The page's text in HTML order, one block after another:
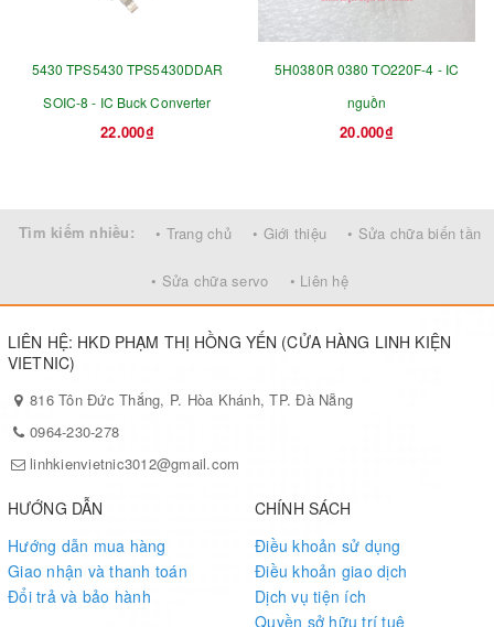
5430 TPS5430 TPS5430DDAR
SOIC-8 - IC Buck Converter
22.000₫
5H0380R 0380 TO220F-4 - IC
nguồn
20.000₫
Tìm kiếm nhiều: • Trang chủ • Giới thiệu • Sửa chữa biến tần
• Sửa chữa servo • Liên hệ
LIÊN HỆ: HKD PHẠM THỊ HỒNG YẾN (CỬA HÀNG LINH KIỆN
VIETNIC)
816 Tôn Đức Thắng, P. Hòa Khánh, TP. Đà Nẵng
0964-230-278
linhkienvietnic3012@gmail.com
HƯỚNG DẪN
Hướng dẫn mua hàng
Giao nhận và thanh toán
Đổi trả và bảo hành
CHÍNH SÁCH
Điều khoản sử dụng
Điều khoản giao dịch
Dịch vụ tiện ích
Quyền sở hữu trí tuệ